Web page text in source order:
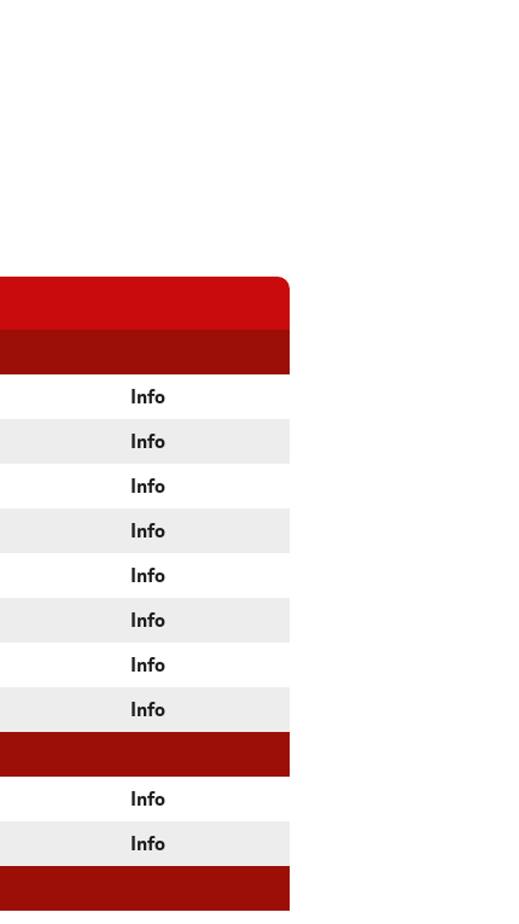
Info
Info
Info
Info
Info
Info
Info
Info
Info
Info